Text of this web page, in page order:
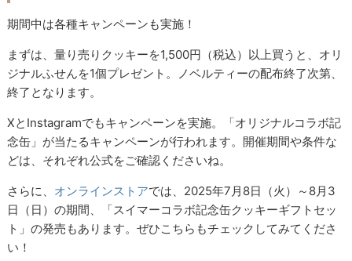
期間中は各種キャンペーンも実施！
まずは、量り売りクッキーを1,500円（税込）以上買うと、オリ
ジナルふせんを1個プレゼント。ノベルティーの配布終了次第、
終了となります。
XとInstagramでもキャンペーンを実施。「オリジナルコラボ記
念缶」が当たるキャンペーンが行われます。開催期間や条件な
どは、それぞれ公式をご確認くださいね。
さらに、 オンラインストアでは、2025年7月8日（火）～8月3
日（日）の期間、「スイマーコラボ記念缶クッキーギフトセッ
ト」の発売もあります。ぜひこちらもチェックしてみてくださ
い！